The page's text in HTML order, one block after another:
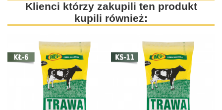
Klienci którzy zakupili ten produkt
kupili również: